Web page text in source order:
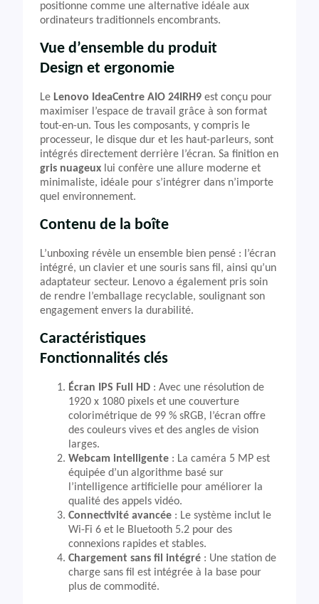
positionne comme une alternative idéale aux
ordinateurs traditionnels encombrants.
Vue d’ensemble du produit
Design et ergonomie
Le Lenovo IdeaCentre AIO 24IRH9 est conçu pour
maximiser l’espace de travail grâce à son format
tout-en-un. Tous les composants, y compris le
processeur, le disque dur et les haut-parleurs, sont
intégrés directement derrière l’écran. Sa finition en
gris nuageux lui confère une allure moderne et
minimaliste, idéale pour s’intégrer dans n’importe
quel environnement.
Contenu de la boîte
L’unboxing révèle un ensemble bien pensé : l’écran
intégré, un clavier et une souris sans fil, ainsi qu’un
adaptateur secteur. Lenovo a également pris soin
de rendre l’emballage recyclable, soulignant son
engagement envers la durabilité.
Caractéristiques
Fonctionnalités clés
Écran IPS Full HD : Avec une résolution de
1920 x 1080 pixels et une couverture
colorimétrique de 99 % sRGB, l’écran offre
des couleurs vives et des angles de vision
larges.
Webcam intelligente : La caméra 5 MP est
équipée d’un algorithme basé sur
l’intelligence artificielle pour améliorer la
qualité des appels vidéo.
Connectivité avancée : Le système inclut le
Wi-Fi 6 et le Bluetooth 5.2 pour des
connexions rapides et stables.
Chargement sans fil intégré : Une station de
charge sans fil est intégrée à la base pour
plus de commodité.